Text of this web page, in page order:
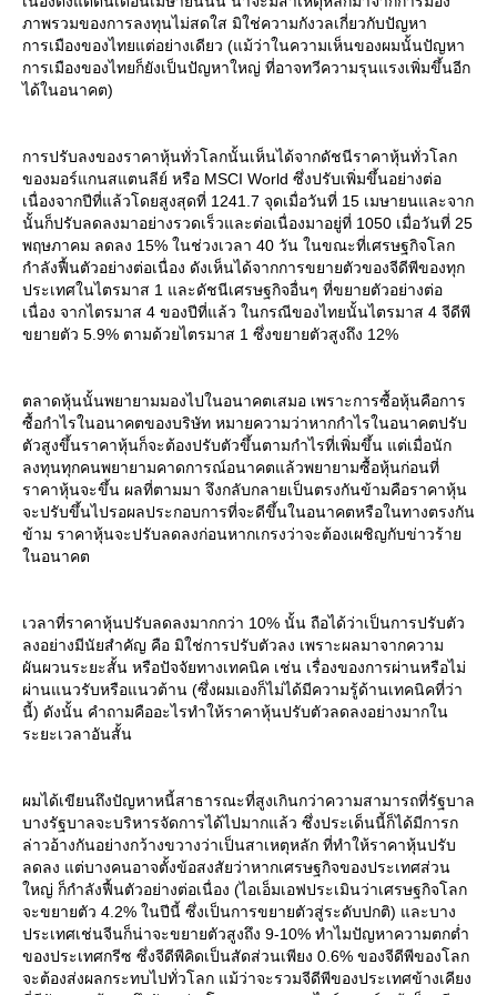
ภาพรวมของการลงทุนไม่สดใส มิใช่ความกังวลเกี่ยวกับปัญหา
การเมืองของไทยแต่อย่างเดียว (แม้ว่าในความเห็นของผมนั้นปัญหา
การเมืองของไทยก็ยังเป็นปัญหาใหญ่ ที่อาจทวีความรุนแรงเพิ่มขึ้นอีก
ได้ในอนาคต)
การปรับลงของราคาหุ้นทั่วโลกนั้นเห็นได้จากดัชนีราคาหุ้นทั่วโลก
ของมอร์แกนสแตนลีย์ หรือ MSCI World ซึ่งปรับเพิ่มขึ้นอย่างต่อ
เนื่องจากปีที่แล้วโดยสูงสุดที่ 1241.7 จุดเมื่อวันที่ 15 เมษายนและจาก
นั้นก็ปรับลดลงมาอย่างรวดเร็วและต่อเนื่องมาอยู่ที่ 1050 เมื่อวันที่ 25
พฤษภาคม ลดลง 15% ในช่วงเวลา 40 วัน ในขณะที่เศรษฐกิจโลก
กำลังฟื้นตัวอย่างต่อเนื่อง ดังเห็นได้จากการขยายตัวของจีดีพีของทุก
ประเทศในไตรมาส 1 และดัชนีเศรษฐกิจอื่นๆ ที่ขยายตัวอย่างต่อ
เนื่อง จากไตรมาส 4 ของปีที่แล้ว ในกรณีของไทยนั้นไตรมาส 4 จีดีพี
ขยายตัว 5.9% ตามด้วยไตรมาส 1 ซึ่งขยายตัวสูงถึง 12%
ตลาดหุ้นนั้นพยายามมองไปในอนาคตเสมอ เพราะการซื้อหุ้นคือการ
ซื้อกำไรในอนาคตของบริษัท หมายความว่าหากกำไรในอนาคตปรับ
ตัวสูงขึ้นราคาหุ้นก็จะต้องปรับตัวขึ้นตามกำไรที่เพิ่มขึ้น แต่เมื่อนัก
ลงทุนทุกคนพยายามคาดการณ์อนาคตแล้วพยายามซื้อหุ้นก่อนที่
ราคาหุ้นจะขึ้น ผลที่ตามมา จึงกลับกลายเป็นตรงกันข้ามคือราคาหุ้น
จะปรับขึ้นไปรอผลประกอบการที่จะดีขึ้นในอนาคตหรือในทางตรงกัน
ข้าม ราคาหุ้นจะปรับลดลงก่อนหากเกรงว่าจะต้องเผชิญกับข่าวร้า
นอนาคต
เวลาที่ราคาหุ้นปรับลดลงมากกว่า 10% นั้น ถือได้ว่าเป็นการปรับตัว
ลงอย่างมีนัยสำคัญ คือ มิใช่การปรับตัวลง เพราะผลมาจากความ
ผันผวนระยะสั้น หรือปัจจัยทางเทคนิค เช่น เรื่องของการผ่านหรือไม่
ผ่านแนวรับหรือแนวต้าน (ซึ่งผมเองก็ไม่ได้มีความรู้ด้านเทคนิคที่ว่า
นี้) ดังนั้น คำถามคืออะไรทำให้ราคาหุ้นปรับตัวลดลงอย่างมากใน
ระยะเวลาอันสั้น
ผมได้เขียนถึงปัญหาหนี้สาธารณะที่สูงเกินกว่าความสามารถที่รัฐบาล
บางรัฐบาลจะบริหารจัดการได้ไปมากแล้ว ซึ่งประเด็นนี้ก็ได้มีการก
ล่าวอ้างกันอย่างกว้างขวางว่าเป็นสาเหตุหลัก ที่ทำให้ราคาหุ้นปรับ
ลดลง แต่บางคนอาจตั้งข้อสงสัยว่าหากเศรษฐกิจของประเทศส่วน
หญ่ ก็กำลังฟื้นตัวอย่างต่อเนื่อง (ไอเอ็มเอฟประเมินว่าเศรษฐกิจโลก
จะขยายตัว 4.2% ในปีนี้ ซึ่งเป็นการขยายตัวสู่ระดับปกติ) และบาง
ประเทศเช่นจีนก็น่าจะขยายตัวสูงถึง 9-10% ทำไมปัญหาความตกต่ำ
ของประเทศกรีซ ซึ่งจีดีพีคิดเป็นสัดส่วนเพียง 0.6% ของจีดีพีของโลก
จะต้องส่งผลกระทบไปทั่วโลก แม้ว่าจะรวมจีดีพีของประเทศข้างเคียง